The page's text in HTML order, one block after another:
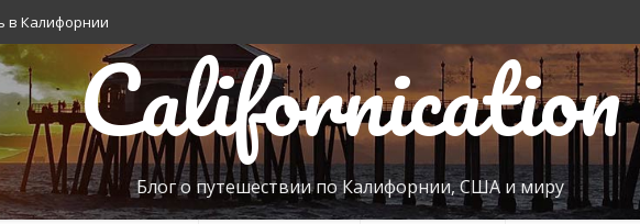
в КалифорнииCalifornication
Блог о путешествии по Калифорнии, США и миру